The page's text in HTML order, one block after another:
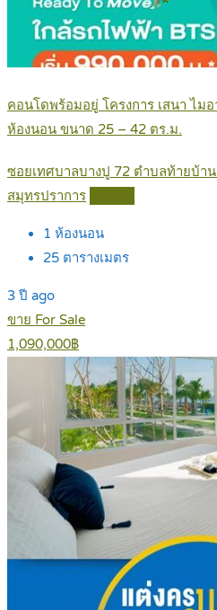
คอนโดพร้อมอยู่ โครงการ เสนา ไม
ห้องนอน ขนาด 25 – 42 ตร.ม.
ซอยเทศบาลบางปู 72 ตำบลท้ายบ้าน
สมุทรปราการ
1 ห้องนอน
25 ตารางเมตร
3 ปี ago
ขาย For Sale
1,090,000฿